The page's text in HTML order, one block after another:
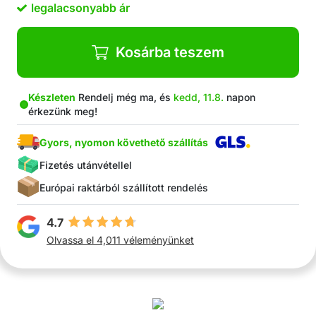
Ergonomikus kialakítás a könnyű használat
érdekében
Kis és praktikus méret, elfér egy női
kézitáskában
A csomagban található: 1x hordozható fésű
alakú hajegyenesítő, 1 x USB kábel C típusú
legalacsonyabb ár
Kosárba teszem
Készleten Rendelj még ma, és kedd, 11.8. napon
érkezünk meg!
Gyors, nyomon követhető szállítás
Fizetés utánvétellel
Európai raktárból szállított rendelés
4.7
Olvassa el 4,011 véleményünket